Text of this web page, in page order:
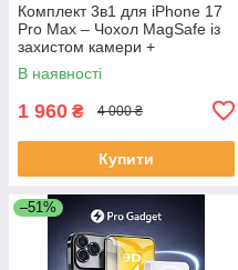
Комплект 3в1 для iPhone 17
Pro Max – Чохол MagSafe із
захистом камери +
Повербанк 30000 mAh
(швидка зарядка) + Захисне
В наявності
1 960 ₴ 4 000 ₴
Купити
–51%